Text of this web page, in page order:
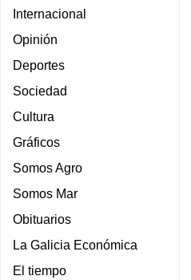
Internacional
Opinión
Deportes
Sociedad
Cultura
Gráficos
Somos Agro
Somos Mar
Obituarios
La Galicia Económica
El tiempo